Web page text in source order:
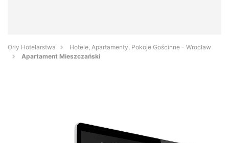
Orły Hotelarstwa
Hotele, Apartamenty, Pokoje Gościnne - Wrocław
Apartament Mieszczański